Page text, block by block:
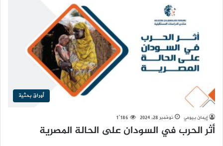
أوراق بحثية
إيمان بيومي نوفمبر 28, 2024 1٬186
أثر الحرب في السودان على الحالة المصرية